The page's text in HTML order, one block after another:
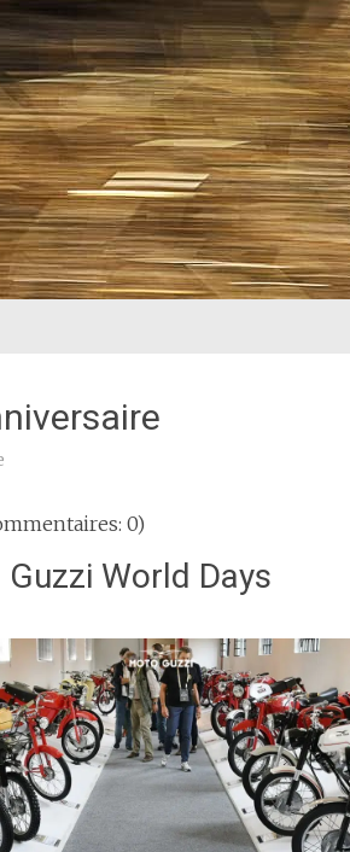
0)
World Days